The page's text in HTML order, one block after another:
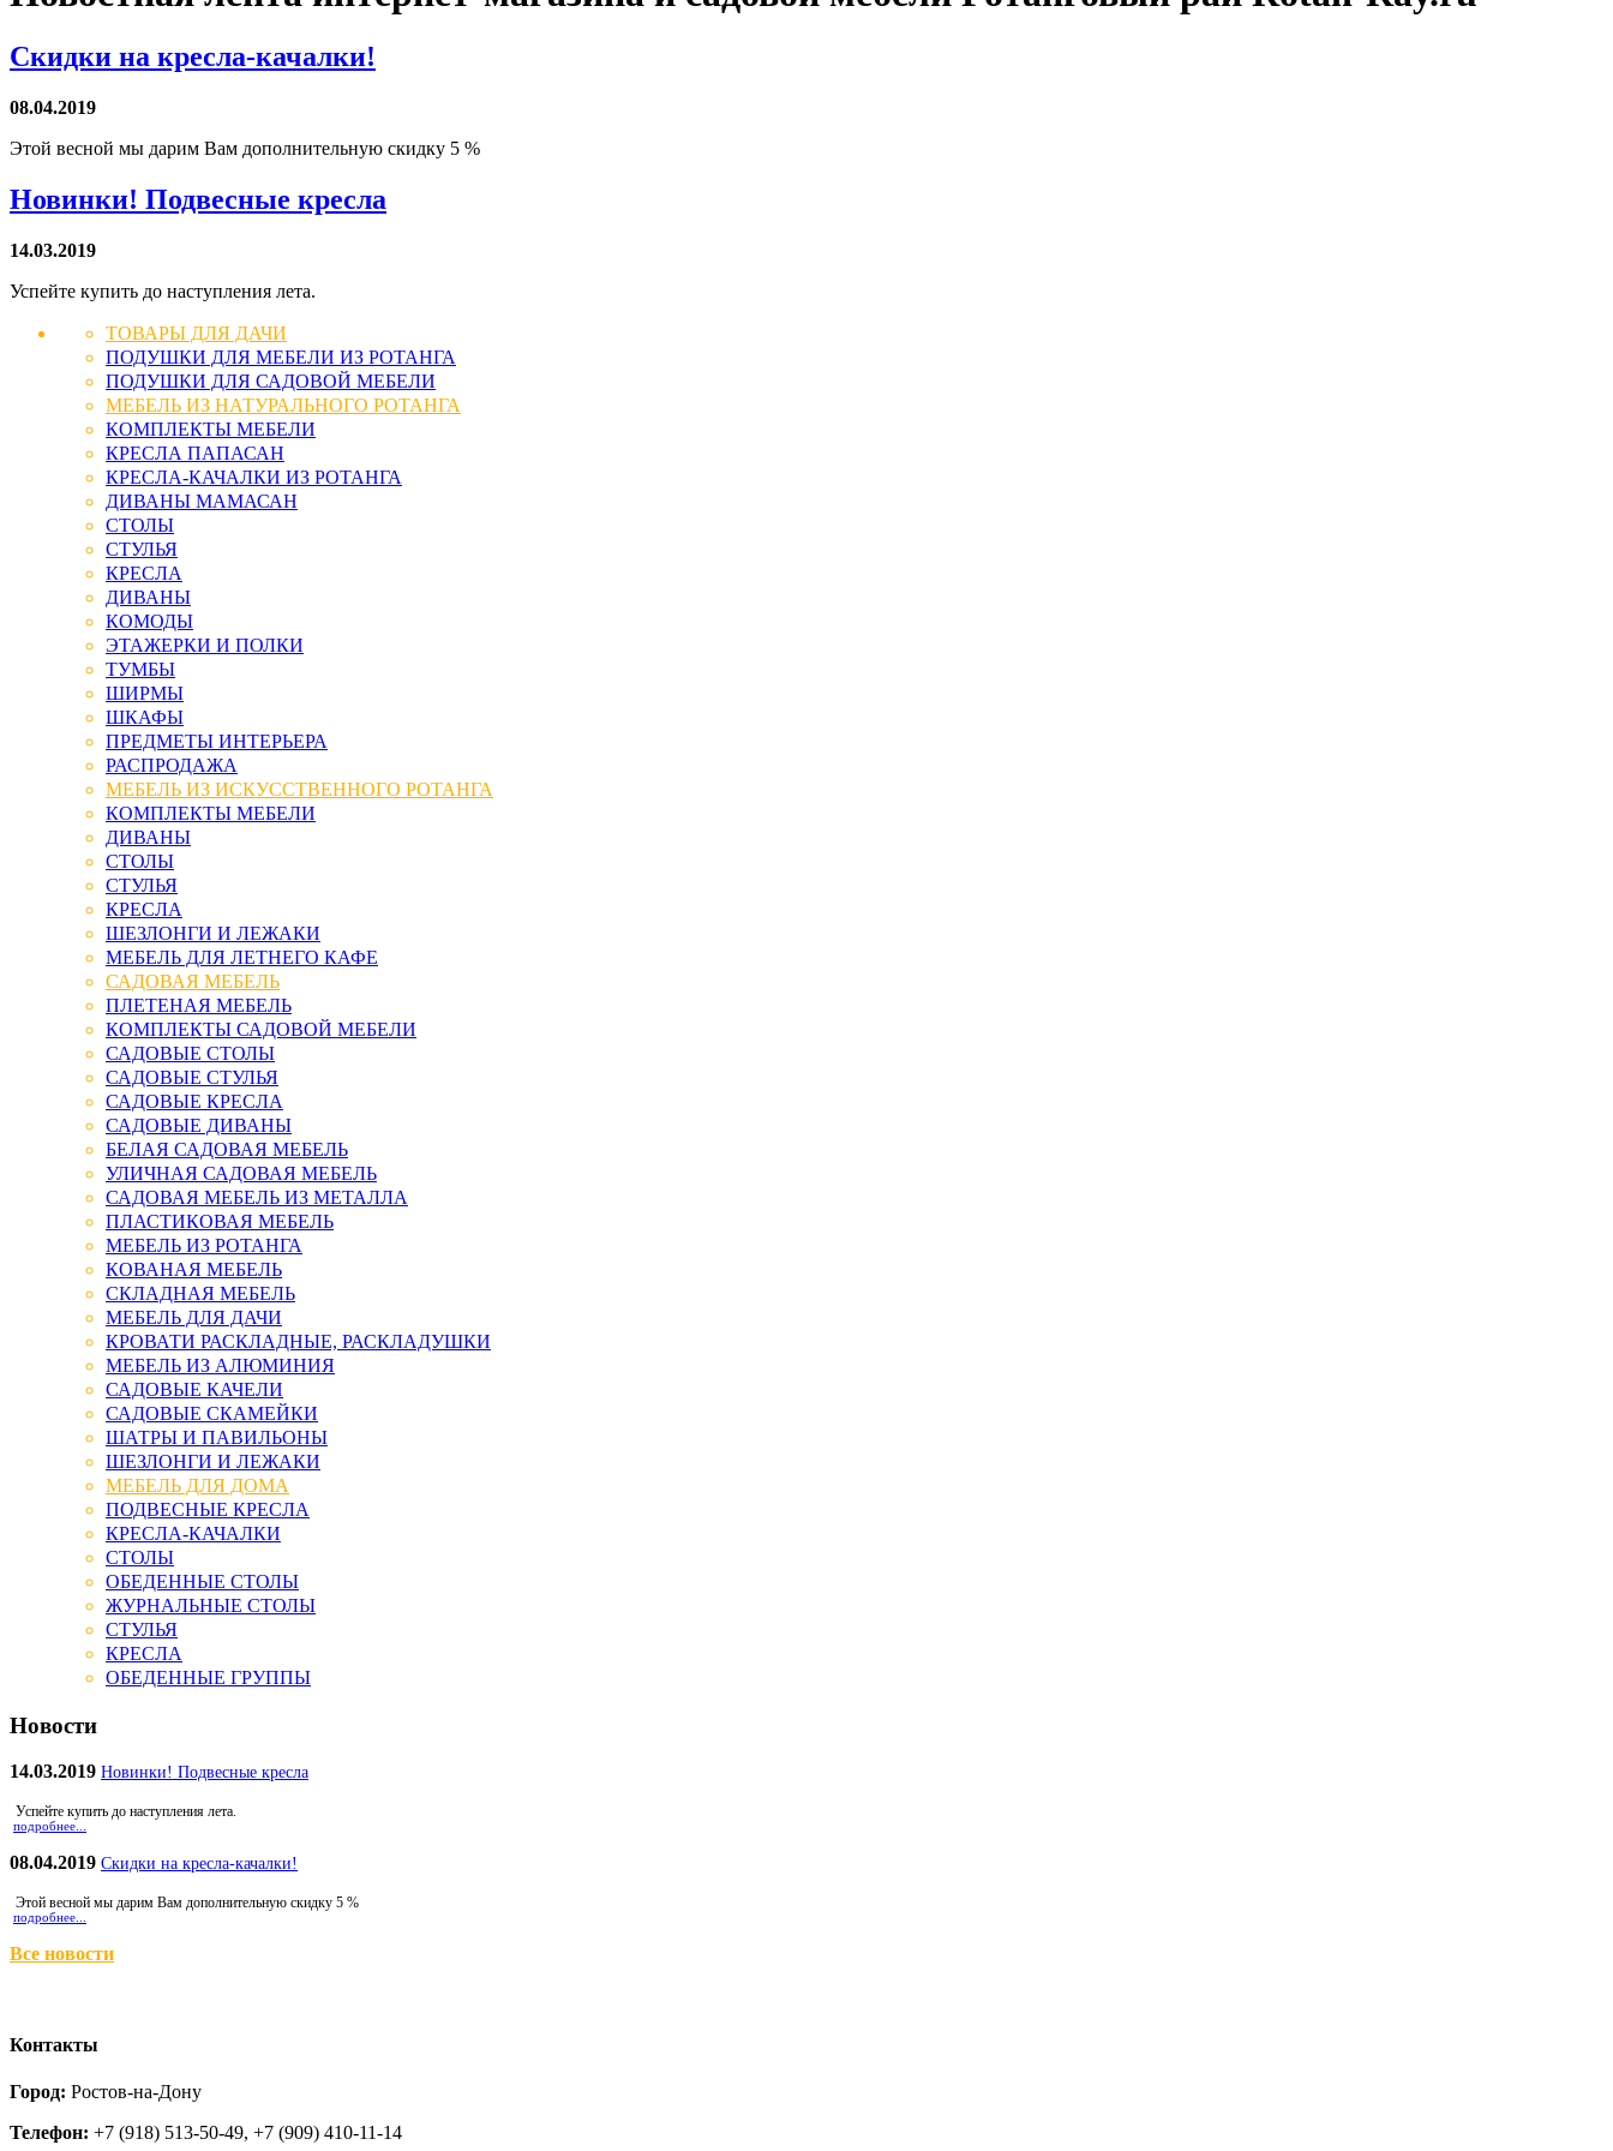
Скидки на кресла-качалки!
08.04.2019
Этой весной мы дарим Вам дополнительную скидку 5 %
Новинки! Подвесные кресла
14.03.2019
Успейте купить до наступления лета.
ТОВАРЫ ДЛЯ ДАЧИ
ПОДУШКИ ДЛЯ МЕБЕЛИ ИЗ РОТАНГА
ПОДУШКИ ДЛЯ САДОВОЙ МЕБЕЛИ
МЕБЕЛЬ ИЗ НАТУРАЛЬНОГО РОТАНГА
КОМПЛЕКТЫ МЕБЕЛИ
КРЕСЛА ПАПАСАН
КРЕСЛА-КАЧАЛКИ ИЗ РОТАНГА
ДИВАНЫ МАМАСАН
СТОЛЫ
СТУЛЬЯ
КРЕСЛА
ДИВАНЫ
КОМОДЫ
ЭТАЖЕРКИ И ПОЛКИ
ТУМБЫ
ШИРМЫ
ШКАФЫ
ПРЕДМЕТЫ ИНТЕРЬЕРА
РАСПРОДАЖА
МЕБЕЛЬ ИЗ ИСКУССТВЕННОГО РОТАНГА
КОМПЛЕКТЫ МЕБЕЛИ
ДИВАНЫ
СТОЛЫ
СТУЛЬЯ
КРЕСЛА
ШЕЗЛОНГИ И ЛЕЖАКИ
МЕБЕЛЬ ДЛЯ ЛЕТНЕГО КАФЕ
САДОВАЯ МЕБЕЛЬ
ПЛЕТЕНАЯ МЕБЕЛЬ
КОМПЛЕКТЫ САДОВОЙ МЕБЕЛИ
САДОВЫЕ СТОЛЫ
САДОВЫЕ СТУЛЬЯ
САДОВЫЕ КРЕСЛА
САДОВЫЕ ДИВАНЫ
БЕЛАЯ САДОВАЯ МЕБЕЛЬ
УЛИЧНАЯ САДОВАЯ МЕБЕЛЬ
САДОВАЯ МЕБЕЛЬ ИЗ МЕТАЛЛА
ПЛАСТИКОВАЯ МЕБЕЛЬ
МЕБЕЛЬ ИЗ РОТАНГА
КОВАНАЯ МЕБЕЛЬ
СКЛАДНАЯ МЕБЕЛЬ
МЕБЕЛЬ ДЛЯ ДАЧИ
КРОВАТИ РАСКЛАДНЫЕ, РАСКЛАДУШКИ
МЕБЕЛЬ ИЗ АЛЮМИНИЯ
САДОВЫЕ КАЧЕЛИ
САДОВЫЕ СКАМЕЙКИ
ШАТРЫ И ПАВИЛЬОНЫ
ШЕЗЛОНГИ И ЛЕЖАКИ
МЕБЕЛЬ ДЛЯ ДОМА
ПОДВЕСНЫЕ КРЕСЛА
КРЕСЛА-КАЧАЛКИ
СТОЛЫ
ОБЕДЕННЫЕ СТОЛЫ
ЖУРНАЛЬНЫЕ СТОЛЫ
СТУЛЬЯ
КРЕСЛА
ОБЕДЕННЫЕ ГРУППЫ
Новости
14.03.2019 Новинки! Подвесные кресла
Успейте купить до наступления лета.
подробнее...
08.04.2019 Скидки на кресла-качалки!
Этой весной мы дарим Вам дополнительную скидку 5 %
подробнее...
Все новости
Контакты
Город: Ростов-на-Дону
Телефон: +7 (918) 513-50-49, +7 (909) 410-11-14